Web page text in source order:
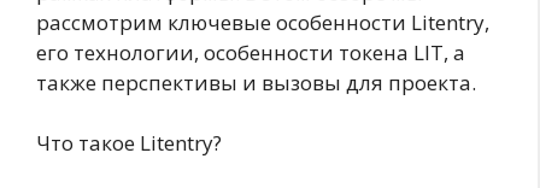
рассмотрим ключевые особенности Litentry,
его технологии, особенности токена LIT, а
также перспективы и вызовы для проекта.
Что такое Litentry?